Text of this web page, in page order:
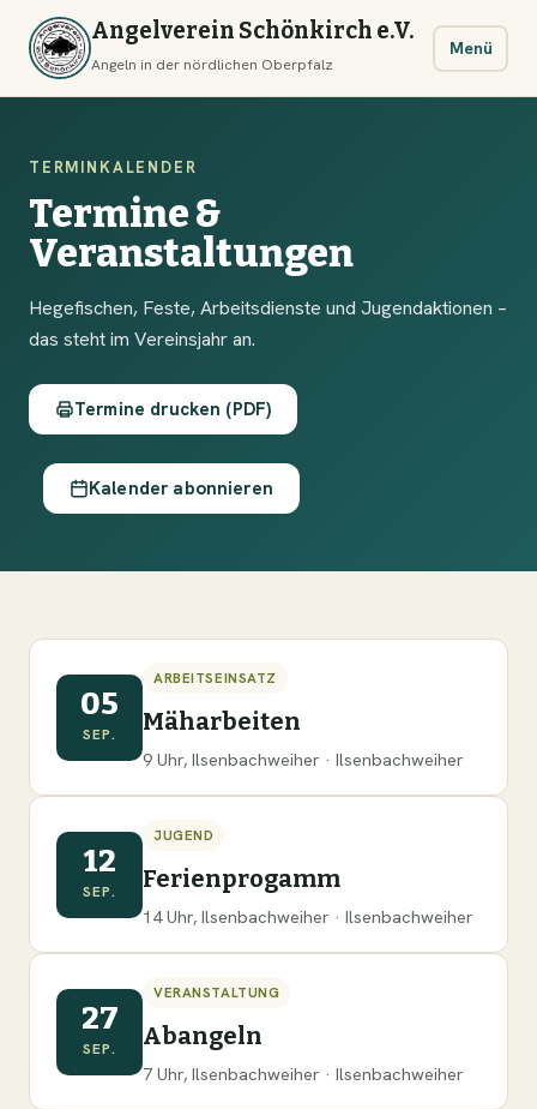
Angelverein Schönkirch e.V.
Angeln in der nördlichen Oberpfalz
Menü
TERMINKALENDER
Termine &
Veranstaltungen
Hegefischen, Feste, Arbeitsdienste und Jugendaktionen –
das steht im Vereinsjahr an.
Termine drucken (PDF)
Kalender abonnieren
05
SEP.
ARBEITSEINSATZ
Mäharbeiten
9 Uhr, Ilsenbachweiher · Ilsenbachweiher
12
SEP.
JUGEND
Ferienprogamm
14 Uhr, Ilsenbachweiher · Ilsenbachweiher
27
SEP.
VERANSTALTUNG
Abangeln
7 Uhr, Ilsenbachweiher · Ilsenbachweiher